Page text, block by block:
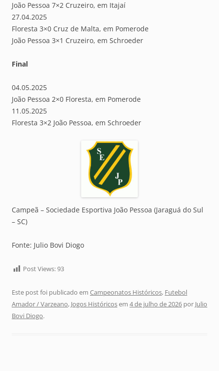
João Pessoa 7×2 Cruzeiro, em Itajaí
27.04.2025
Floresta 3×0 Cruz de Malta, em Pomerode
João Pessoa 3×1 Cruzeiro, em Schroeder
Final
04.05.2025
João Pessoa 2×0 Floresta, em Pomerode
11.05.2025
Floresta 3×2 João Pessoa, em Schroeder
Campeã – Sociedade Esportiva João Pessoa (Jaraguá do Sul
– SC)
Fonte: Julio Bovi Diogo
Post Views:93
Este post foi publicado em Campeonatos Históricos, Futebol
Amador / Varzeano, Jogos Históricosem 4 de julho de 2026 por Julio
Bovi Diogo.